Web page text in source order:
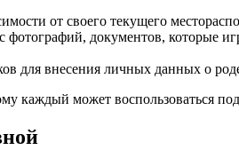
от своего текущего
фотографий, документов, которые
для внесения личных данных о
каждый может воспользоваться